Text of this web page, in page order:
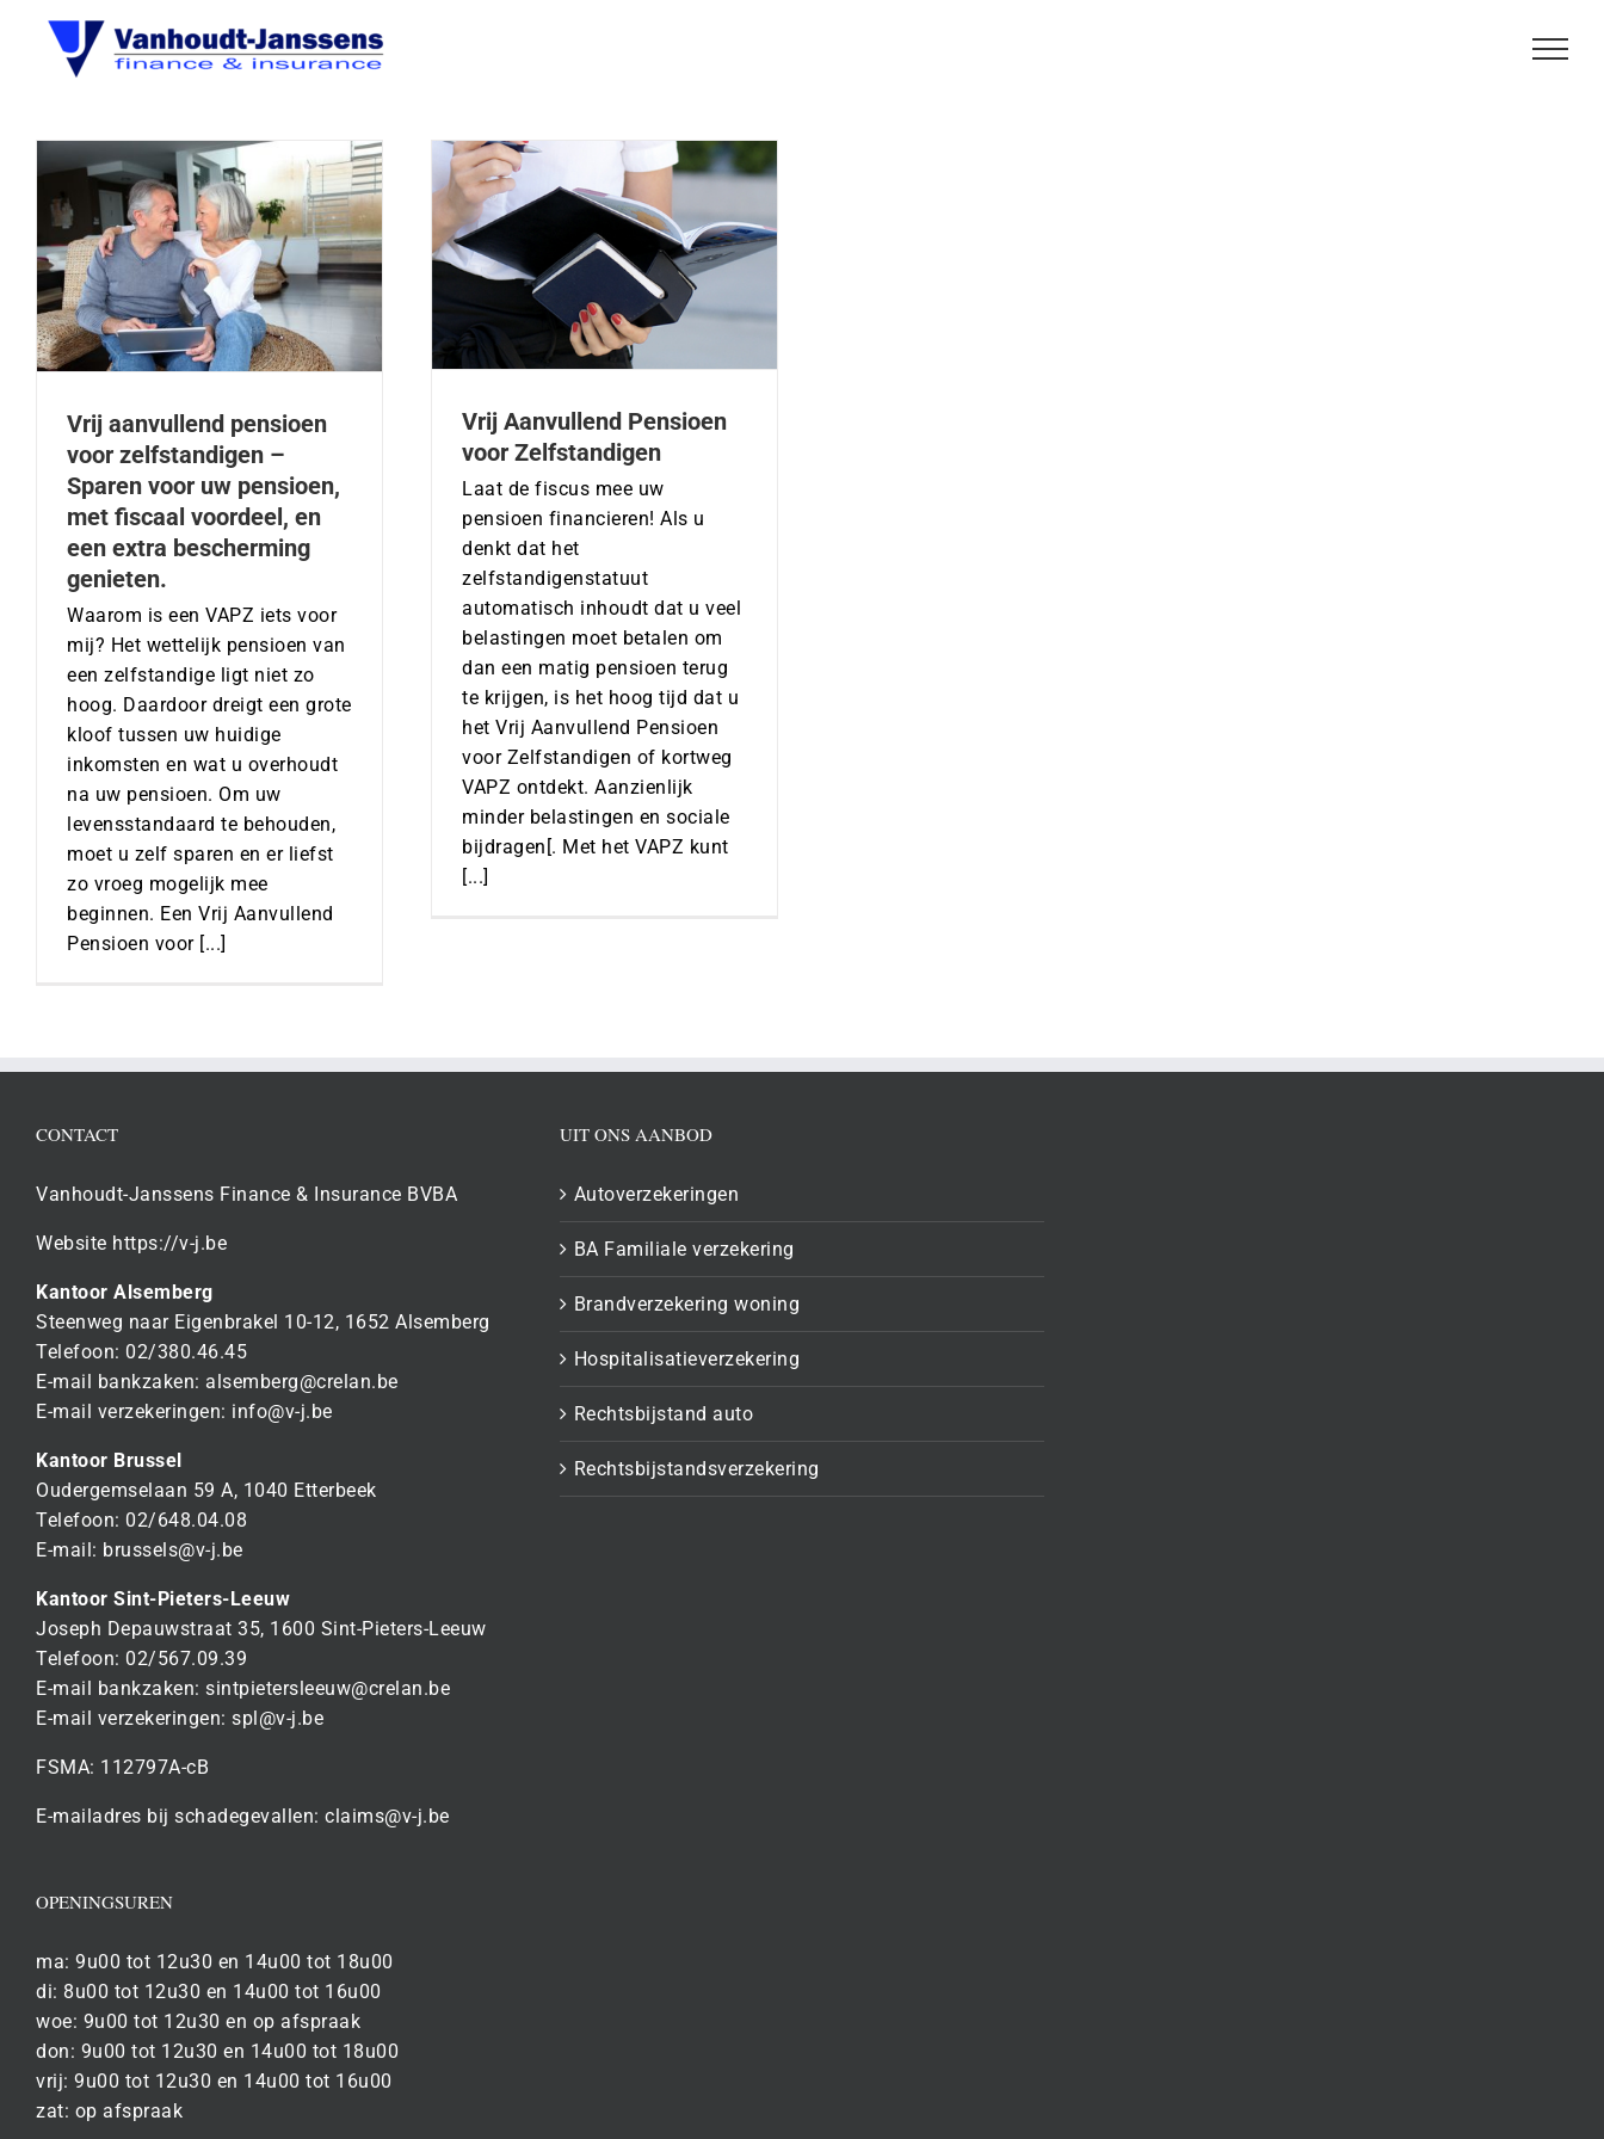
Vrij aanvullend pensioen
voor zelfstandigen – ​
Sparen voor uw pensioen,
met fiscaal voordeel, en
een extra bescherming
genieten.
Waarom is een VAPZ iets voor
mij? Het wettelijk pensioen van
een zelfstandige ligt niet zo
hoog. Daardoor dreigt een grote
kloof tussen uw huidige
inkomsten en wat u overhoudt
na uw pensioen. Om uw
levensstandaard te behouden,
moet u zelf sparen en er liefst
zo vroeg mogelijk mee
beginnen. Een Vrij Aanvullend
Pensioen voor [...]
Vrij Aanvullend Pensioen voor
Zelfstandigen
Vrij Aanvullend Pensioen
voor Zelfstandigen
Laat de fiscus mee uw
pensioen financieren! Als u
denkt dat het
zelfstandigenstatuut
automatisch inhoudt dat u veel
belastingen moet betalen om
dan een matig pensioen terug
te krijgen, is het hoog tijd dat u
het Vrij Aanvullend Pensioen
voor Zelfstandigen of kortweg
VAPZ ontdekt. Aanzienlijk
minder belastingen en sociale
bijdragen[. Met het VAPZ kunt
[...]
CONTACT
Vanhoudt-Janssens Finance & Insurance BVBA
Website https://v-j.be
Kantoor Alsemberg
Steenweg naar Eigenbrakel 10-12, 1652 Alsemberg
Telefoon: 02/380.46.45
E-mail bankzaken: alsemberg@crelan.be
E-mail verzekeringen: info@v-j.be
Kantoor Brussel
Oudergemselaan 59 A, 1040 Etterbeek
Telefoon: 02/648.04.08
E-mail: brussels@v-j.be
Kantoor Sint-Pieters-Leeuw
Joseph Depauwstraat 35, 1600 Sint-Pieters-Leeuw
Telefoon: 02/567.09.39
E-mail bankzaken: sintpietersleeuw@crelan.be
E-mail verzekeringen: spl@v-j.be
FSMA: 112797A-cB
E-mailadres bij schadegevallen: claims@v-j.be
OPENINGSUREN
ma: 9u00 tot 12u30 en 14u00 tot 18u00
di: 8u00 tot 12u30 en 14u00 tot 16u00
woe: 9u00 tot 12u30 en op afspraak
don: 9u00 tot 12u30 en 14u00 tot 18u00
vrij: 9u00 tot 12u30 en 14u00 tot 16u00
zat: op afspraak
UIT ONS AANBOD
Autoverzekeringen
BA Familiale verzekering
Brandverzekering woning
Hospitalisatieverzekering
Rechtsbijstand auto
Rechtsbijstandsverzekering